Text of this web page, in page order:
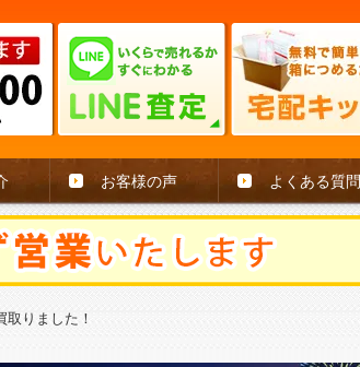
お客様の声 よくある質問
りました！